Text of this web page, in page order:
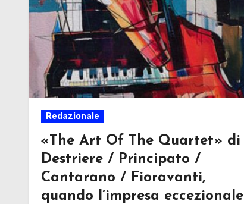
Redazionale
«The Art Of The Quartet» di
Destriere / Principato /
Cantarano / Fioravanti,
quando l’impresa eccezionale